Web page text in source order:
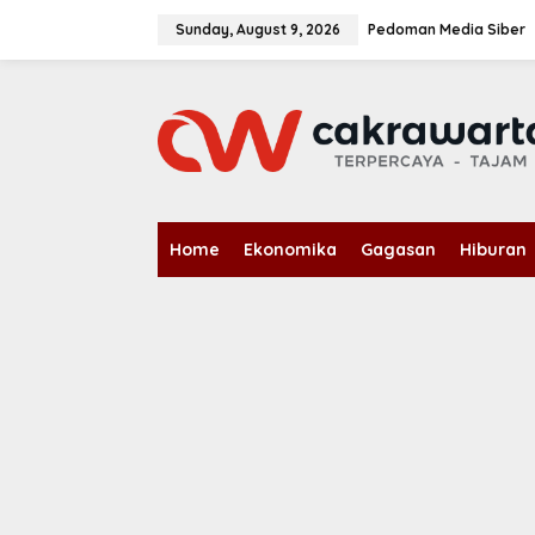
Sunday, August 9, 2026 Pedoman Media Siber
Home Ekonomika Gagasan Hiburan